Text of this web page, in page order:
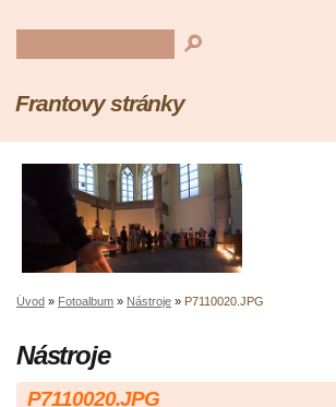
Frantovy stránky
Úvod » Fotoalbum » Nástroje » P7110020.JPG
Nástroje
P7110020.JPG